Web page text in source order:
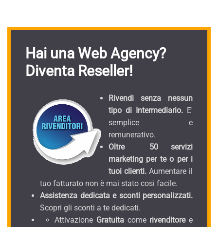
Hai una Web Agency?
Diventa Reseller!
Rivendi senza nessun
tipo di Intermediario. E'
semplice e
remunerativo.
Oltre 50 servizi
marketing per te o per i
tuoi clienti. Aumentare il
tuo fatturato non è mai stato cosi facile.
Assistenza dedicata e sconti personalizzati.
Scopri gli sconti a te dedicati.
Attivazione Gratuitacomerivenditoree